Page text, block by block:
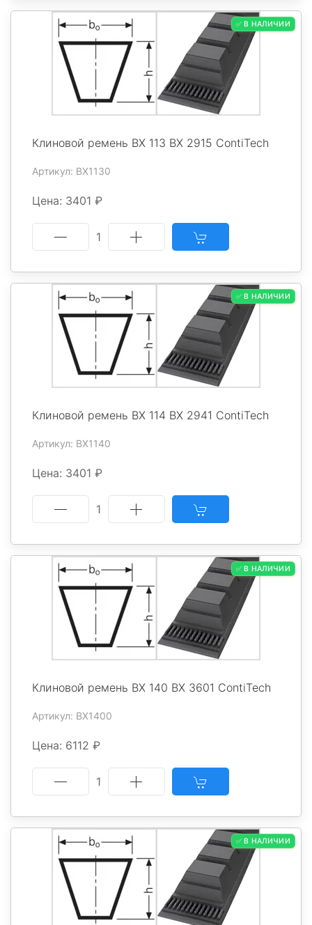
✅ В НАЛИЧИИ
Клиновой ремень BX 113 BX 2915 ContiTech
Артикул: BX1130
Цена: 3401 ₽
1
✅ В НАЛИЧИИ
Клиновой ремень BX 114 BX 2941 ContiTech
Артикул: BX1140
Цена: 3401 ₽
1
✅ В НАЛИЧИИ
Клиновой ремень BX 140 BX 3601 ContiTech
Артикул: BX1400
Цена: 6112 ₽
1
✅ В НАЛИЧИИ